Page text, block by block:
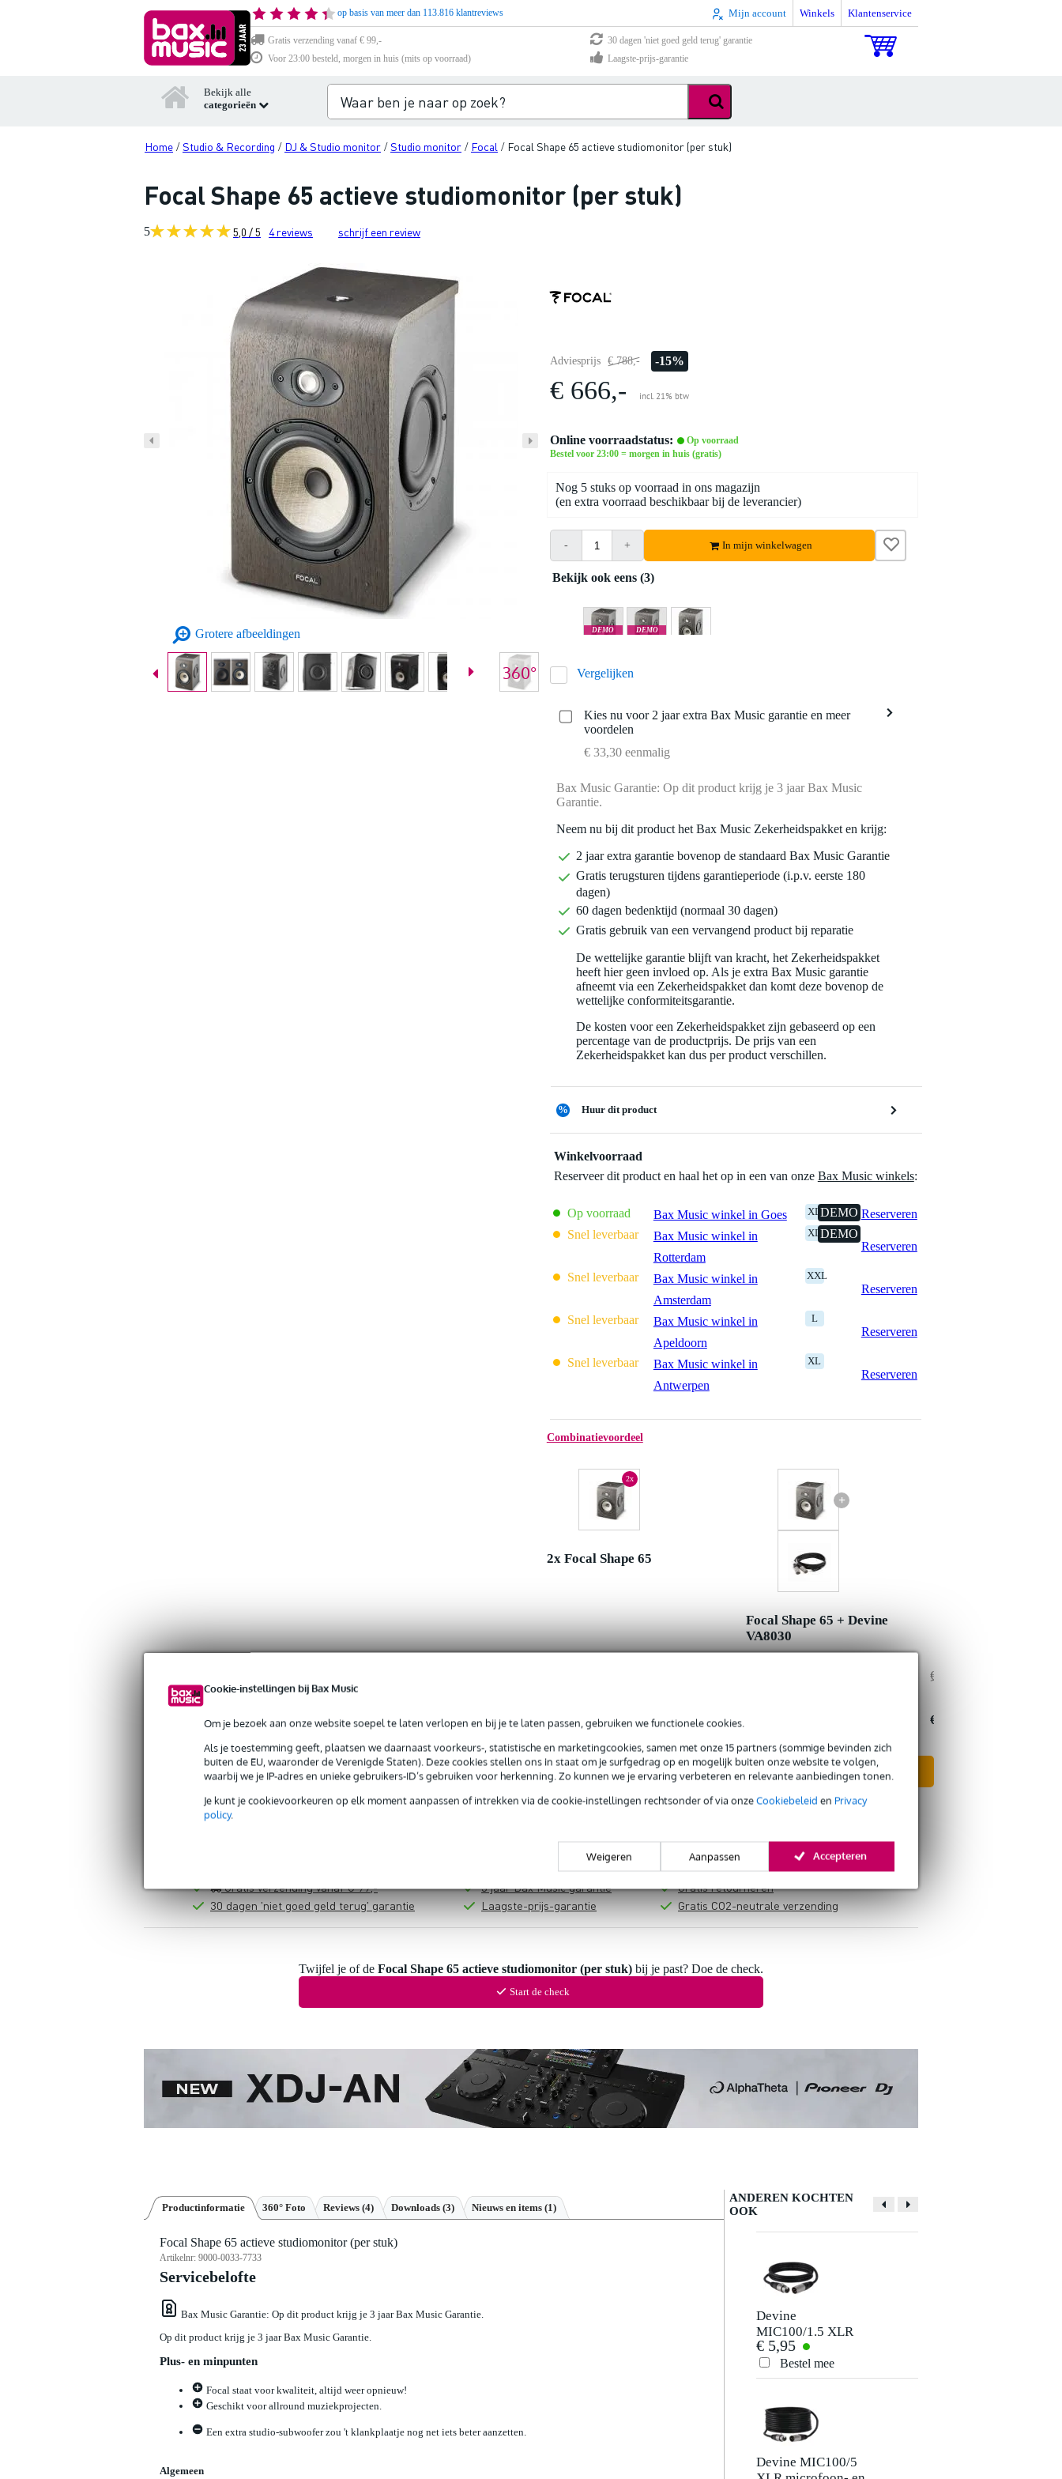
Cookie-instellingen bij Bax Music
Om je bezoek aan onze website soepel te laten verlopen en bij je te laten passen, gebruiken we functionele cookies.
Als je toestemming geeft, plaatsen we daarnaast voorkeurs-, statistische en marketingcookies, samen met onze 15 partners (sommige bevinden zich
buiten de EU, waaronder de Verenigde Staten). Deze cookies stellen ons in staat om je surfgedrag op en mogelijk buiten onze website te volgen,
waarbij we je IP-adres en unieke gebruikers-ID’s gebruiken voor herkenning. Zo kunnen we je ervaring verbeteren en relevante aanbiedingen tonen.
Je kunt je cookievoorkeuren op elk moment aanpassen of intrekken via de cookie-instellingen rechtsonder of via onzeCookiebeleid en Privacy
policy.
Weigeren Aanpassen Accepteren
op basis van meer dan 113.816 klantreviews Mijn account Winkels Klantenservice
Gratis verzending vanaf € 99,-
30 dagen 'niet goed geld terug' garantie
Voor 23:00 besteld, morgen in huis (mits op voorraad)
Laagste-prijs-garantie
Bekijk alle
categorieën
Home /Studio & Recording / DJ & Studio monitor /Studio monitor / Focal / Focal Shape 65 actieve studiomonitor (per stuk)
Focal Shape 65 actieve studiomonitor (per stuk)
5 5,0 / 5 4reviews schrijf een review
Grotere afbeeldingen
Adviesprijs € 788,- -15%
€ 666,- incl. 21% btw
Online voorraadstatus:
Op voorraad
Bestel voor 23:00 = morgen in huis (gratis)
Nog 5 stuks op voorraad in ons magazijn
(en extra voorraad beschikbaar bij de leverancier)
- + In mijn winkelwagen
Bekijk ook eens (3)
DEMO
DEMO
Vergelijken
Kies nu voor 2 jaar extra Bax Music garantie en meer
voordelen
€ 33,30 eenmalig
Bax Music Garantie: Op dit product krijg je 3 jaar Bax Music
Garantie.
Neem nu bij dit product het Bax Music Zekerheidspakket en krijg:
2 jaar extra garantie bovenop de standaard Bax Music Garantie
Gratis terugsturen tijdens garantieperiode (i.p.v. eerste 180
dagen)
60 dagen bedenktijd (normaal 30 dagen)
Gratis gebruik van een vervangend product bij reparatie
De wettelijke garantie blijft van kracht, het Zekerheidspakket
heeft hier geen invloed op. Als je extra Bax Music garantie
afneemt via een Zekerheidspakket dan komt deze bovenop de
wettelijke conformiteitsgarantie.
De kosten voor een Zekerheidspakket zijn gebaseerd op een
percentage van de productprijs. De prijs van een
Zekerheidspakket kan dus per product verschillen.
% Huur dit product
Winkelvoorraad
Reserveer dit product en haal het op in een van onze Bax Music winkels:
Op voorraad Bax Music winkel in Goes XLDEMO Reserveren
Snel leverbaar
Bax Music winkel in
Rotterdam
XLDEMO
Reserveren
Snel leverbaar
Bax Music winkel in
Amsterdam
XXL
Reserveren
Snel leverbaar
Bax Music winkel in
Apeldoorn
L
Reserveren
Snel leverbaar
Bax Music winkel in
Antwerpen
XL
Reserveren
Combinatievoordeel
2x
2x Focal Shape 65
Nu als combinatie voor
€ 1.303,-
In mijn winkelwagen
+
Focal Shape 65 + Devine
VA8030
€ 676,-
€ 674,-
In mijn winkelwagen
Gratis verzending vanaf € 99,-
30 dagen 'niet goed geld terug' garantie
3 jaar Bax Music garantie
Laagste-prijs-garantie
Gratis retourneren
Gratis CO2-neutrale verzending
Twijfel je of de Focal Shape 65 actieve studiomonitor (per stuk) bij je past? Doe de check.
Start de check
Productinformatie 360° Foto Reviews (4) Downloads (3) Nieuws en items (1)
Focal Shape 65 actieve studiomonitor (per stuk)
Artikelnr: 9000-0033-7733
Servicebelofte
Bax Music Garantie: Op dit product krijg je 3 jaar Bax Music Garantie.
Op dit product krijg je 3 jaar Bax Music Garantie.
Plus- en minpunten
Focal staat voor kwaliteit, altijd weer opnieuw!
Geschikt voor allround muziekprojecten.
Een extra studio-subwoofer zou 't klankplaatje nog net iets beter aanzetten.
Algemeen
ANDEREN KOCHTEN
OOK
Devine
MIC100/1.5 XLR
microfoon- en
signaalkabel 1.5
meter
€ 5,95
Bestel mee
Devine MIC100/5